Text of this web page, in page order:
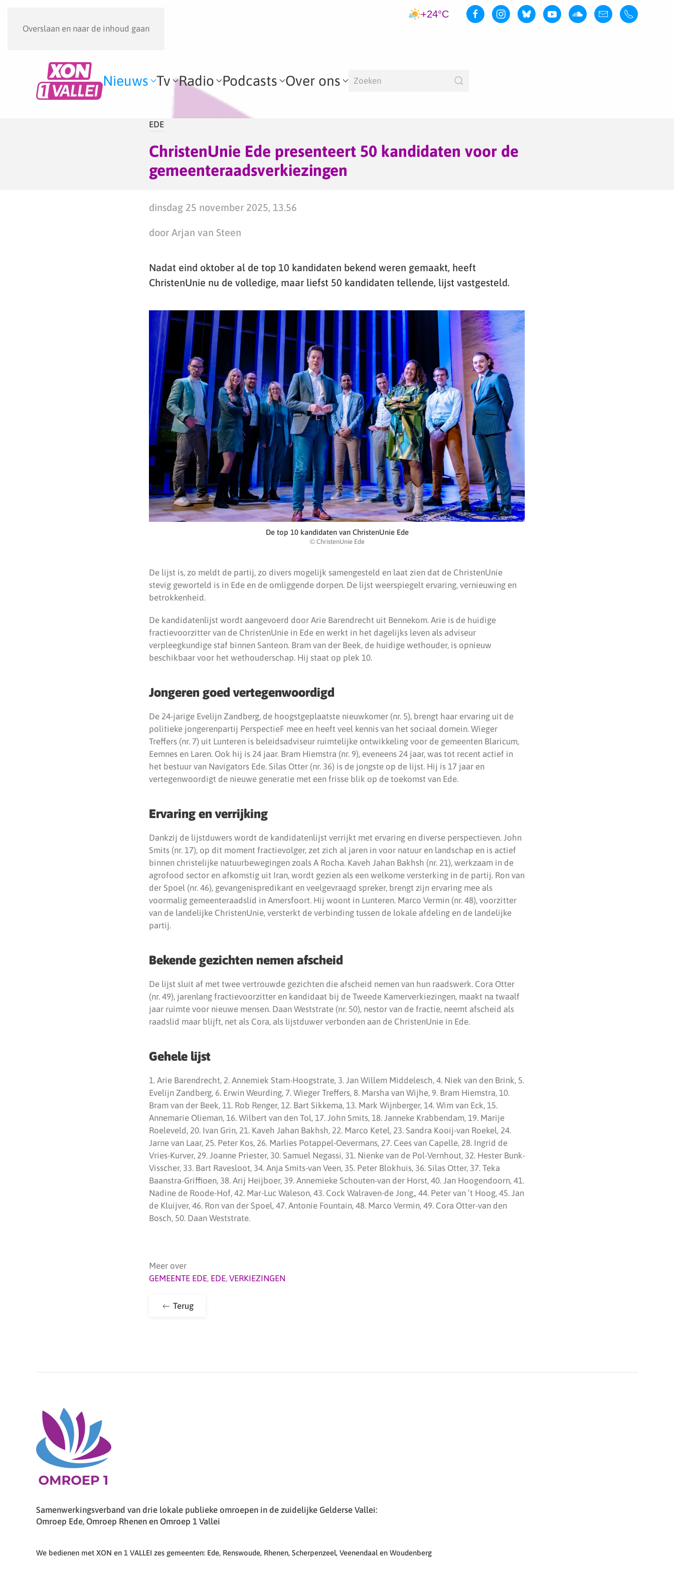
Overslaan en naar de inhoud gaan
+24°C
Nieuws Tv Radio Podcasts Over ons
EDE
ChristenUnie Ede presenteert 50 kandidaten voor de
gemeenteraadsverkiezingen
dinsdag 25 november 2025, 13.56
door Arjan van Steen
Nadat eind oktober al de top 10 kandidaten bekend weren gemaakt, heeft
ChristenUnie nu de volledige, maar liefst 50 kandidaten tellende, lijst vastgesteld.
De top 10 kandidaten van ChristenUnie Ede
© ChristenUnie Ede
De lijst is, zo meldt de partij, zo divers mogelijk samengesteld en laat zien dat de ChristenUnie
stevig geworteld is in Ede en de omliggende dorpen. De lijst weerspiegelt ervaring, vernieuwing en
betrokkenheid.
De kandidatenlijst wordt aangevoerd door Arie Barendrecht uit Bennekom. Arie is de huidige
fractievoorzitter van de ChristenUnie in Ede en werkt in het dagelijks leven als adviseur
verpleegkundige staf binnen Santeon. Bram van der Beek, de huidige wethouder, is opnieuw
beschikbaar voor het wethouderschap. Hij staat op plek 10.
Jongeren goed vertegenwoordigd
De 24-jarige Evelijn Zandberg, de hoogstgeplaatste nieuwkomer (nr. 5), brengt haar ervaring uit de
politieke jongerenpartij PerspectieF mee en heeft veel kennis van het sociaal domein. Wieger
Treffers (nr. 7) uit Lunteren is beleidsadviseur ruimtelijke ontwikkeling voor de gemeenten Blaricum,
Eemnes en Laren. Ook hij is 24 jaar. Bram Hiemstra (nr. 9), eveneens 24 jaar, was tot recent actief in
het bestuur van Navigators Ede. Silas Otter (nr. 36) is de jongste op de lijst. Hij is 17 jaar en
vertegenwoordigt de nieuwe generatie met een frisse blik op de toekomst van Ede.
Ervaring en verrijking
Dankzij de lijstduwers wordt de kandidatenlijst verrijkt met ervaring en diverse perspectieven. John
Smits (nr. 17), op dit moment fractievolger, zet zich al jaren in voor natuur en landschap en is actief
binnen christelijke natuurbewegingen zoals A Rocha. Kaveh Jahan Bakhsh (nr. 21), werkzaam in de
agrofood sector en afkomstig uit Iran, wordt gezien als een welkome versterking in de partij. Ron van
der Spoel (nr. 46), gevangenispredikant en veelgevraagd spreker, brengt zijn ervaring mee als
voormalig gemeenteraadslid in Amersfoort. Hij woont in Lunteren. Marco Vermin (nr. 48), voorzitter
van de landelijke ChristenUnie, versterkt de verbinding tussen de lokale afdeling en de landelijke
partij.
Bekende gezichten nemen afscheid
De lijst sluit af met twee vertrouwde gezichten die afscheid nemen van hun raadswerk. Cora Otter
(nr. 49), jarenlang fractievoorzitter en kandidaat bij de Tweede Kamerverkiezingen, maakt na twaalf
jaar ruimte voor nieuwe mensen. Daan Weststrate (nr. 50), nestor van de fractie, neemt afscheid als
raadslid maar blijft, net als Cora, als lijstduwer verbonden aan de ChristenUnie in Ede.
Gehele lijst
1. Arie Barendrecht, 2. Annemiek Stam-Hoogstrate, 3. Jan Willem Middelesch, 4. Niek van den Brink, 5.
Evelijn Zandberg, 6. Erwin Weurding, 7. Wieger Treffers, 8. Marsha van Wijhe, 9. Bram Hiemstra, 10.
Bram van der Beek, 11. Rob Renger, 12. Bart Sikkema, 13. Mark Wijnberger, 14. Wim van Eck, 15.
Annemarie Olieman, 16. Wilbert van den Tol, 17. John Smits, 18. Janneke Krabbendam, 19. Marije
Roeleveld, 20. Ivan Grin, 21. Kaveh Jahan Bakhsh, 22. Marco Ketel, 23. Sandra Kooij-van Roekel, 24.
Jarne van Laar, 25. Peter Kos, 26. Marlies Potappel-Oevermans, 27. Cees van Capelle, 28. Ingrid de
Vries-Kurver, 29. Joanne Priester, 30. Samuel Negassi, 31. Nienke van de Pol-Vernhout, 32. Hester Bunk-
Visscher, 33. Bart Ravesloot, 34. Anja Smits-van Veen, 35. Peter Blokhuis, 36. Silas Otter, 37. Teka
Baanstra-Griffioen, 38. Arij Heijboer, 39. Annemieke Schouten-van der Horst, 40. Jan Hoogendoorn, 41.
Nadine de Roode-Hof, 42. Mar-Luc Waleson, 43. Cock Walraven-de Jong,, 44. Peter van ’t Hoog, 45. Jan
de Kluijver, 46. Ron van der Spoel, 47. Antonie Fountain, 48. Marco Vermin, 49. Cora Otter-van den
Bosch, 50. Daan Weststrate.
Meer over
GEMEENTE EDE, EDE, VERKIEZINGEN
Terug
Samenwerkingsverband van drie lokale publieke omroepen in de zuidelijke Gelderse Vallei:
Omroep Ede, Omroep Rhenen en Omroep 1 Vallei
We bedienen met XON en 1 VALLEI zes gemeenten: Ede, Renswoude, Rhenen, Scherpenzeel, Veenendaal en Woudenberg